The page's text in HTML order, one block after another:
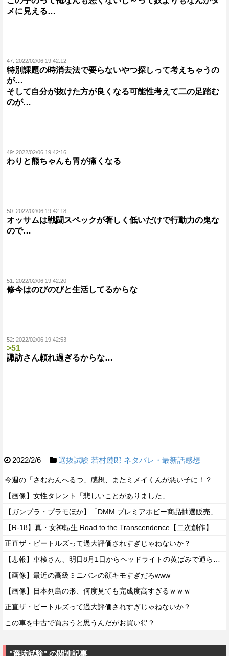
メに見える…
47: 2022/02/06 19:42:12
特別課題の時消去法で要らないやつ探しって考えちゃうの
が…
そして自分が抜けた方が良くなる可能性考えて二の足踏む
のが…
49: 2022/02/06 19:42:16
わりと熊ちゃんも胃が痛くなる
50: 2022/02/06 19:42:18
オッサムは戦闘スペックが著しく低いだけで行動力の鬼な
ので…
51: 2022/02/06 19:42:20
修今はのびのびと生活してるからな
52: 2022/02/06 19:42:53
>51
諏訪さん頼れ過ぎるからな…
2022/2/6 選抜試験 若村麓郎 ネタバレ・最新話感想
【画像】女性タレント「悲しいことがありました」
正直ザ・ビートルズって過大評価されすぎじゃねないか？
【画像】最近の高級ミニバンの顔キモすぎだろwww
【画像】日本列島の形、何度見ても完成度高すぎるｗｗｗ
正直ザ・ビートルズって過大評価されすぎじゃねないか？
この車を中古で買おうと思うんだがお買い得？
"選抜試験" の関連記事